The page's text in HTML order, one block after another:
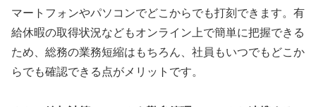
マートフォンやパソコンでどこからでも打刻できます。有
給休暇の取得状況などもオンライン上で簡単に把握できる
ため、総務の業務短縮はもちろん、社員もいつでもどこか
らでも確認できる点がメリットです。